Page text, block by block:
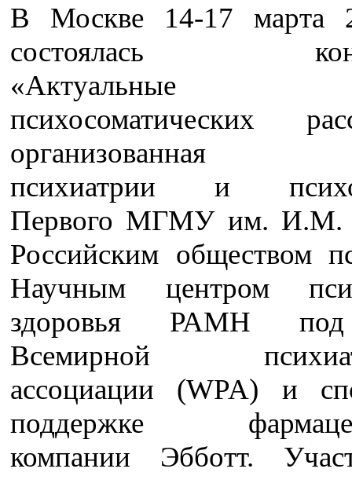
В Москве 14-17 марта
состоялась
«Актуальные
психосоматических
организованная
психиатрии и
Первого МГМУ им. И.М.
Российским обществом
Научным центром
здоровья РАМН
Всемирной
ассоциации (WPA) и
поддержке
компании Эбботт.